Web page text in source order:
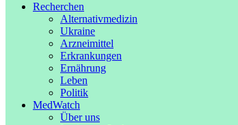
Recherchen
Alternativmedizin
Ukraine
Arzneimittel
Erkrankungen
Ernährung
Leben
Politik
MedWatch
Über uns